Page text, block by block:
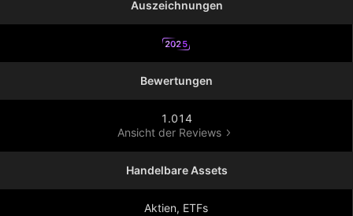
Auszeichnungen
2025
Bewertungen
1.014
Ansicht der Reviews
Handelbare Assets
Aktien, ETFs